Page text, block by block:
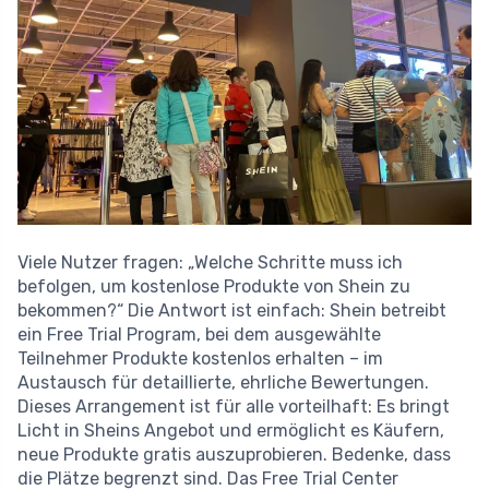
Viele Nutzer fragen: „Welche Schritte muss ich
befolgen, um kostenlose Produkte von Shein zu
bekommen?“ Die Antwort ist einfach: Shein betreibt
ein Free Trial Program, bei dem ausgewählte
Teilnehmer Produkte kostenlos erhalten – im
Austausch für detaillierte, ehrliche Bewertungen.
Dieses Arrangement ist für alle vorteilhaft: Es bringt
Licht in Sheins Angebot und ermöglicht es Käufern,
neue Produkte gratis auszuprobieren. Bedenke, dass
die Plätze begrenzt sind. Das Free Trial Center